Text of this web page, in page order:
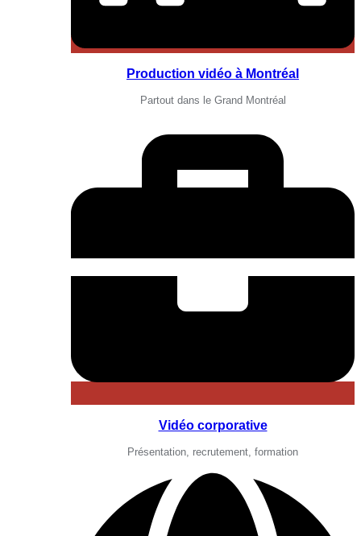
Production vidéo à Montréal
Partout dans le Grand Montréal
Vidéo corporative
Présentation, recrutement, formation